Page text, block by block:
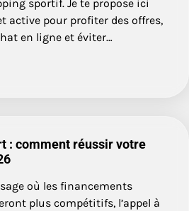
sportif. Je te propose ici
active pour profiter des offres,
en ligne et éviter…
: comment réussir votre
où les financements
plus compétitifs, l’appel à